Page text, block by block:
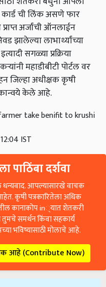
ची लिंक असणे फार
अर्जांची ऑनलाईन
झालेल्या लाभार्थ्यांच्या
सगळ्या प्रक्रिया
महाडीबीटी पोर्टल वर
जिल्हा अधीक्षक कृषी
केले आहे.
take benifit to krushi
IST
पाठिंबा दर्शवा
धन्यवाद. आपल्यासारखे वाचक
कृषी पत्रकारितेला अधिक
कानाकोप in्यात शेतकरी
समर्थन किंवा सहकार्य
भविष्यासाठी मोलाचे आहे.
आहे (Contribute Now)